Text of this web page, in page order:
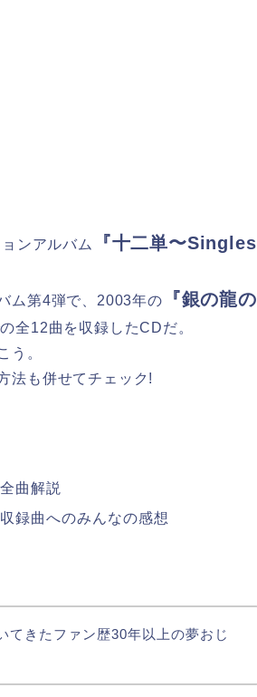
ンアルバム 『十二単〜Singles
ム第4弾で、2003年の
『銀の龍
全12曲を収録したCDだ。
う。
法も併せてチェック!
曲解説
録曲へのみんなの感想
てきたファン歴30年以上の夢おじ